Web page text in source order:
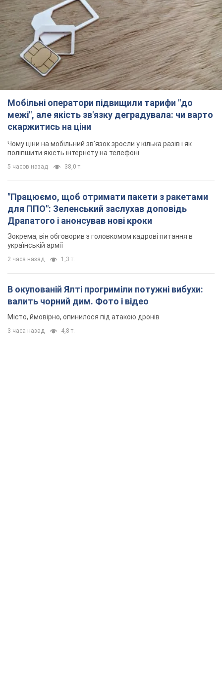
Мобільні оператори підвищили тарифи "до
межі", але якість зв'язку деградувала: чи варто
скаржитись на ціни
Чому ціни на мобільний зв'язок зросли у кілька разів і як
поліпшити якість інтернету на телефоні
5 часов назад 38,0 т.
"Працюємо, щоб отримати пакети з ракетами
для ППО": Зеленський заслухав доповідь
Драпатого і анонсував нові кроки
Зокрема, він обговорив з головкомом кадрові питання в
українській армії
2 часа назад 1,3 т.
В окупованій Ялті прогриміли потужні вибухи:
валить чорний дим. Фото і відео
Місто, ймовірно, опинилося під атакою дронів
3 часа назад 4,8 т.